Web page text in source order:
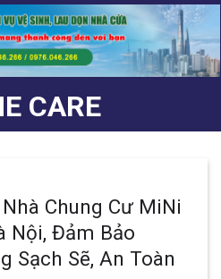
CARE
Chung Cư MiNi
Nội, Đảm Bảo
Sạch Sẽ, An Toàn